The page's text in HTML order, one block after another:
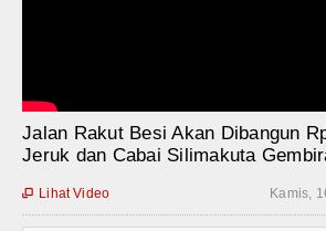
Jalan Rakut Besi Akan Dibangun
Jeruk dan Cabai Silimakuta
Kamis,
 Lihat Video